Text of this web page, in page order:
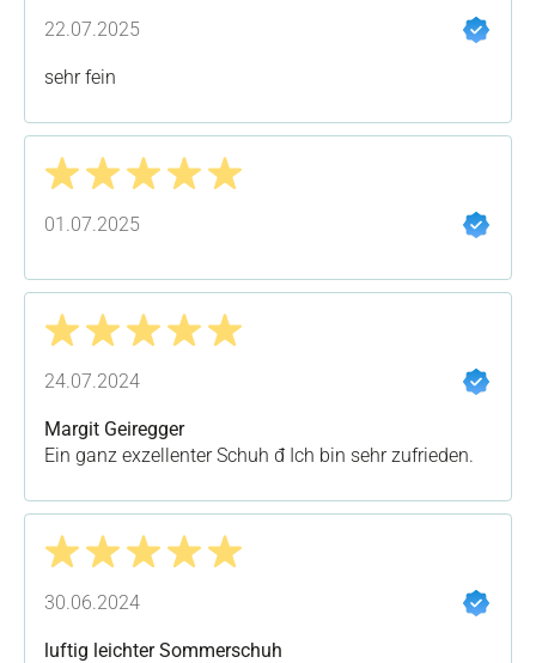
Bewertung mit 5 von 5 Sternen
22.07.2025
sehr fein
Bewertung mit 5 von 5 Sternen
01.07.2025
Bewertung mit 5 von 5 Sternen
24.07.2024
Margit Geiregger
Ein ganz exzellenter Schuh đ Ich bin sehr zufrieden.
Bewertung mit 5 von 5 Sternen
30.06.2024
luftig leichter Sommerschuh